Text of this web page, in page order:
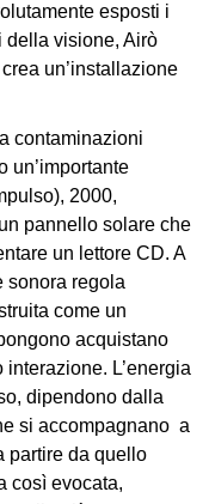
esposti i
della visione, Airò
un’installazione
contaminazioni
un’importante
2000,
pannello solare che
un lettore CD. A
sonora regola
come un
acquistano
L’energia
dipendono dalla
si accompagnano a
partire da quello
così evocata,